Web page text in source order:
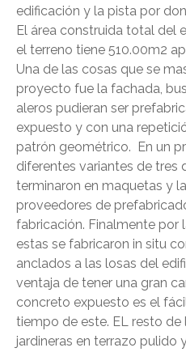
edificación y la pista por
El área construida total del
el terreno tiene 510.00m2
Una de las cosas que se
proyecto fue la fachada,
aleros pudieran ser
expuesto y con una
patrón geométrico. En un
diferentes variantes de tres
terminaron en maquetas y
proveedores de
fabricación. Finalmente por
estas se fabricaron in situ
anclados a las losas del
ventaja de tener una gran
concreto expuesto es el
tiempo de este. EL resto de
jardineras en terrazo pulido